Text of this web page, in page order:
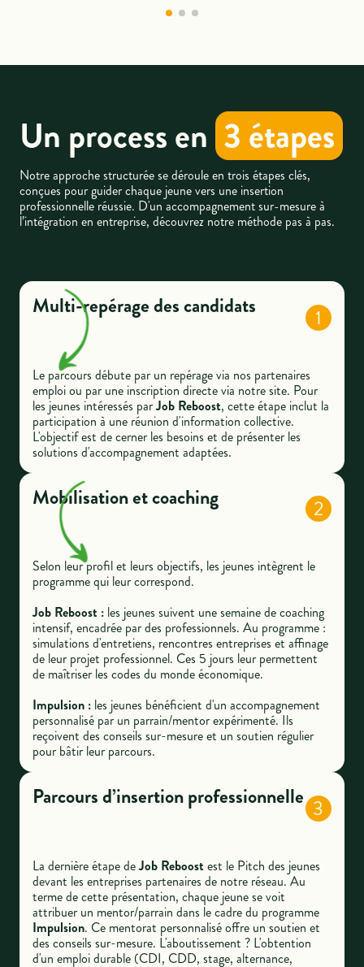
Un process en3 étapes
Notre approche structurée se déroule en trois étapes clés,
conçues pour guider chaque jeune vers une insertion
professionnelle réussie. D'un accompagnement sur-mesure à
l’intégration en entreprise, découvrez notre méthode pas à pas.
Multi-repérage des candidats 1
Le parcours débute par un repérage via nos partenaires
emploi ou par une inscription directe via notre site. Pour
les jeunes intéressés parJob Reboost, cette étape inclut la
participation à une réunion d'information collective.
L'objectif est de cerner les besoins et de présenter les
solutions d'accompagnement adaptées.
Mobilisation et coaching 2
Selon leur profil et leurs objectifs, les jeunes intègrent le
programme qui leur correspond.
Job Reboost : les jeunes suivent une semaine de coaching
intensif, encadrée par des professionnels. Au programme :
simulations d'entretiens, rencontres entreprises et affinage
de leur projet professionnel. Ces 5 jours leur permettent
de maîtriser les codes du monde économique.
Impulsion : les jeunes bénéficient d'un accompagnement
personnalisé par un parrain/mentor expérimenté. Ils
reçoivent des conseils sur-mesure et un soutien régulier
pour bâtir leur parcours.
Parcours d’insertion professionnelle 3
La dernière étape deJob Reboost est le Pitch des jeunes
devant les entreprises partenaires de notre réseau. Au
terme de cette présentation, chaque jeune se voit
attribuer un mentor/parrain dans le cadre du programme
Impulsion. Ce mentorat personnalisé offre un soutien et
des conseils sur-mesure. L'aboutissement ? L'obtention
d'un emploi durable (CDI, CDD, stage, alternance,